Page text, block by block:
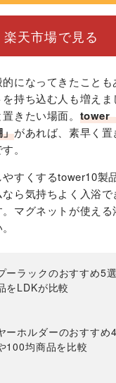
楽天市場で見る
になってきたことも
持ち込む人も増え
きたい場面。 tower
」があれば、素早く
。
すくするtower10製
ら気持ちよく入浴
マグネットが使え
ーラックのおすすめ5
をLDKが比較
ーホルダーのおすすめ
100均商品を比較